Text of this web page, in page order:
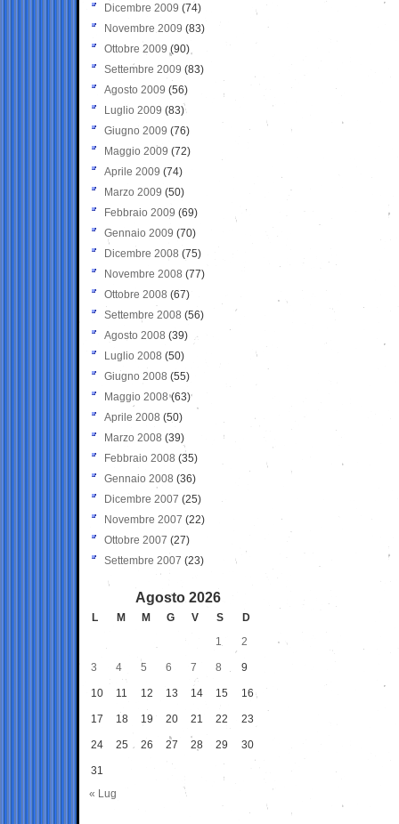
Dicembre 2009 (74)
Novembre 2009 (83)
Ottobre 2009 (90)
Settembre 2009 (83)
Agosto 2009 (56)
Luglio 2009 (83)
Giugno 2009 (76)
Maggio 2009 (72)
Aprile 2009 (74)
Marzo 2009 (50)
Febbraio 2009 (69)
Gennaio 2009 (70)
Dicembre 2008 (75)
Novembre 2008 (77)
Ottobre 2008 (67)
Settembre 2008 (56)
Agosto 2008 (39)
Luglio 2008 (50)
Giugno 2008 (55)
Maggio 2008(63)
Aprile 2008 (50)
Marzo 2008 (39)
Febbraio 2008 (35)
Gennaio 2008 (36)
Dicembre 2007 (25)
Novembre 2007 (22)
Ottobre 2007 (27)
Settembre 2007 (23)
Agosto 2026
L M M G V S
D
1
2
3 4 5 6 7 8 9
10 11 12 13 14 15 16
17 18 19 20 21 22 23
24 25 26 27 28 29 30
31
« Lug